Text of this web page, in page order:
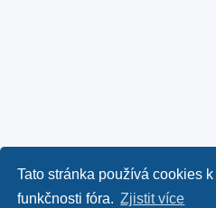
Tato stránka používá cookies
funkčnosti fóra. Zjistit více